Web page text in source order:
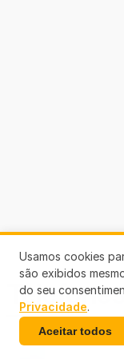
Usamos cookies
são exibidos
do seu
Privacidade.
Aceitar todos